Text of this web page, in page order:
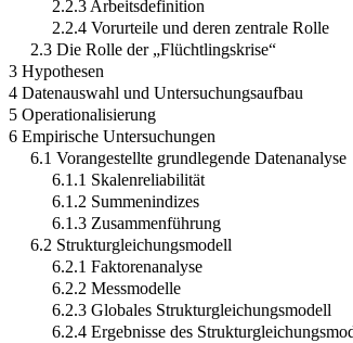
2.2.3 Arbeitsdefinition
2.2.4 Vorurteile und deren zentrale Rolle
2.3 Die Rolle der „Flüchtlingskrise“
3 Hypothesen
4 Datenauswahl und Untersuchungsaufbau
5 Operationalisierung
6 Empirische Untersuchungen
6.1 Vorangestellte grundlegende Datenanalyse
6.1.1 Skalenreliabilität
6.1.2 Summenindizes
6.1.3 Zusammenführung
6.2 Strukturgleichungsmodell
6.2.1 Faktorenanalyse
6.2.2 Messmodelle
6.2.3 Globales Strukturgleichungsmodell
6.2.4 Ergebnisse des